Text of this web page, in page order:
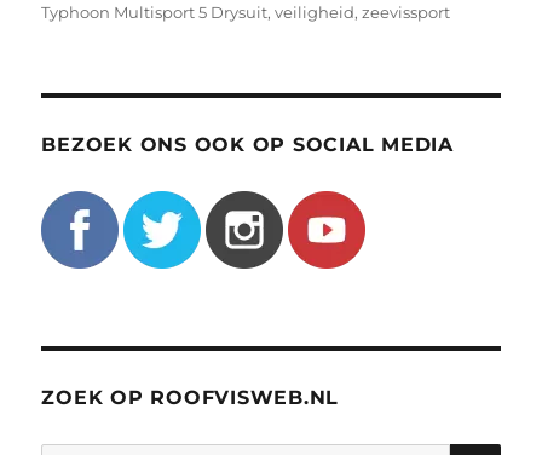
Typhoon Multisport 5 Drysuit,veiligheid,zeevissport
BEZOEK ONS OOK OP SOCIAL MEDIA
ZOEK OP ROOFVISWEB.NL